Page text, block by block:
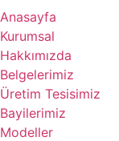
Anasayfa
Kurumsal
Hakkımızda
Belgelerimiz
Üretim Tesisimiz
Bayilerimiz
Modeller